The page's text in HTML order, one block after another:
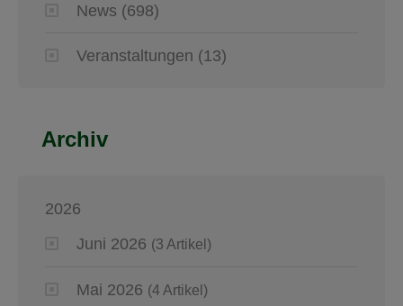
News (698)
Veranstaltungen (13)
Archiv
2026
Juni 2026 (3 Artikel)
Mai 2026 (4 Artikel)